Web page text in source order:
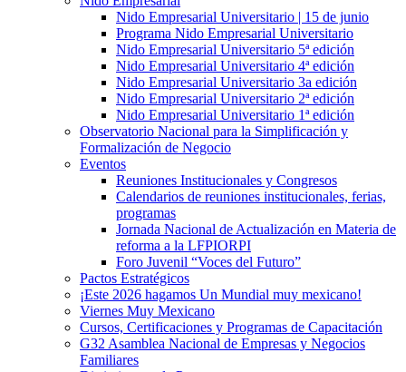
Nido Empresarial Universitario | 15 de junio
Programa Nido Empresarial Universitario
Nido Empresarial Universitario 5ª edición
Nido Empresarial Universitario 4ª edición
Nido Empresarial Universitario 3a edición
Nido Empresarial Universitario 2ª edición
Nido Empresarial Universitario 1ª edición
Observatorio Nacional para la Simplificación y
Formalización de Negocio
Eventos
Reuniones Institucionales y Congresos
Calendarios de reuniones institucionales, ferias,
programas
Jornada Nacional de Actualización en Materia de
reforma a la LFPIORPI
Foro Juvenil “Voces del Futuro”
Pactos Estratégicos
¡Este 2026 hagamos Un Mundial muy mexicano!
Viernes Muy Mexicano
Cursos, Certificaciones y Programas de Capacitación
G32 Asamblea Nacional de Empresas y Negocios
Familiares